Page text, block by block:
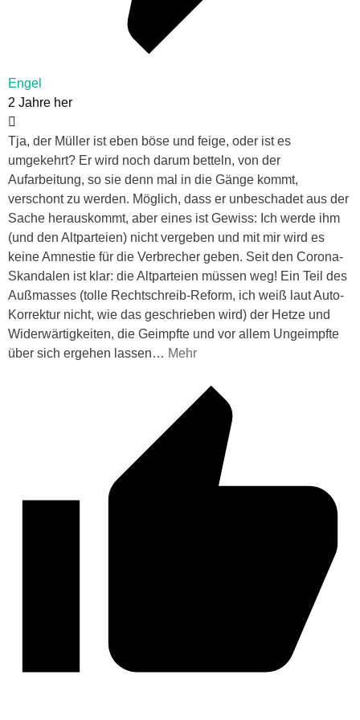
Engel
2 Jahre her
Tja, der Müller ist eben böse und feige, oder ist es
umgekehrt? Er wird noch darum betteln, von der
Aufarbeitung, so sie denn mal in die Gänge kommt,
verschont zu werden. Möglich, dass er unbeschadet aus der
Sache herauskommt, aber eines ist Gewiss: Ich werde ihm
(und den Altparteien) nicht vergeben und mit mir wird es
keine Amnestie für die Verbrecher geben. Seit den Corona-
Skandalen ist klar: die Altparteien müssen weg! Ein Teil des
Außmasses (tolle Rechtschreib-Reform, ich weiß laut Auto-
Korrektur nicht, wie das geschrieben wird) der Hetze und
Widerwärtigkeiten, die Geimpfte und vor allem Ungeimpfte
über sich ergehen lassen… Mehr